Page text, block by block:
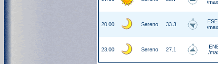
/
20.00 Sereno 33.3
/
23.00 Sereno 27.1
/